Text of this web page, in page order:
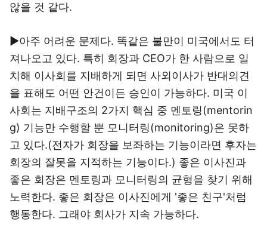
않을 것 같다.
▶아주 어려운 문제다. 똑같은 불만이 미국에서도 터
져나오고 있다. 특히 회장과 CEO가 한 사람으로 일
치해 이사회를 지배하게 되면 사외이사가 반대의견
을 표해도 어떤 안건이든 승인이 가능하다. 미국 이
사회는 지배구조의 2가지 핵심 중 멘토링(mentorin
g) 기능만 수행할 뿐 모니터링(monitoring)은 못하
고 있다.(전자가 회장을 보좌하는 기능이라면 후자는
회장의 잘못을 지적하는 기능이다.) 좋은 이사진과
좋은 회장은 멘토링과 모니터링의 균형을 찾기 위해
노력한다. 좋은 회장은 이사진에게 '좋은 친구'처럼
행동한다. 그래야 회사가 지속 가능하다.